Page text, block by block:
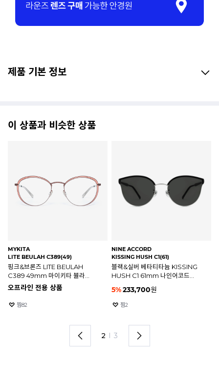
제품 기본 정보
이 상품과 비슷한 상품
MYKITA
LITE BEULAH C389(49)
핑크&브론즈 LITE BEULAH
C389 49mm 마이키타 뷸라
안경테
오프라인 전용 상품
찜82
NINE ACCORD
KISSING HUSH C1(61)
블랙&실버 베타티타늄 KISSING
HUSH C1 61mm 나인어코드
5%233,700원
찜2
2 I 3